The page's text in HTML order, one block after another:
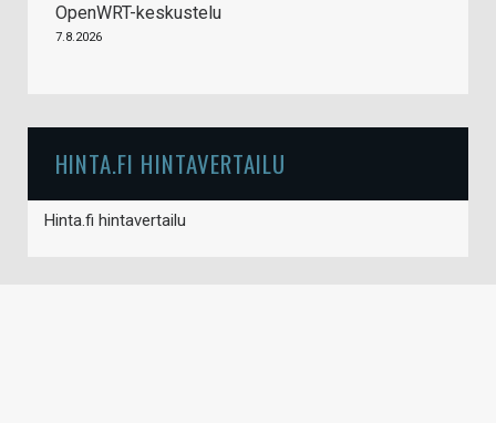
OpenWRT-keskustelu
7.8.2026
HINTA.FI HINTAVERTAILU
Hinta.fi hintavertailu